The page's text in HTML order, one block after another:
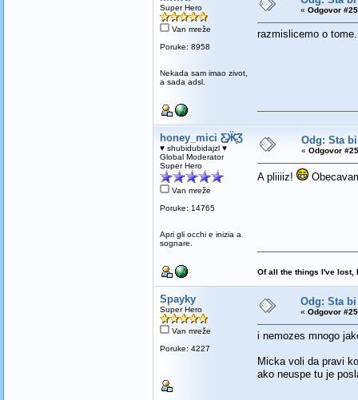
Super Hero
Van mreže
Poruke: 8958
Nekada sam imao zivot,
a sada adsl.
« Odgovor
razmislicemo o
honey_mici Ƹ̵̡Ӝ̵̨̄Ʒ
♥ shubidubidajzl ♥
Global Moderator
Super Hero
Van mreže
Poruke: 14765
Apri gli occhi e inizia a
sognare.
Odg: Sta
« Odgovor
A pliiiiz!
Of all the things I've lost,
Spayky
Super Hero
Van mreže
Poruke: 4227
Odg: Sta
« Odgovor
i nemozes mnogo
Micka voli da pravi
ako neuspe tu je